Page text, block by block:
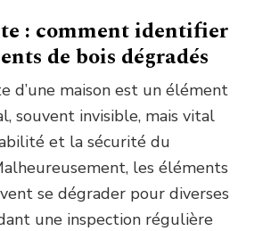
: comment identifier
de bois dégradés
d’une maison est un élément
souvent invisible, mais vital
et la sécurité du
les éléments
se dégrader pour diverses
une inspection régulière